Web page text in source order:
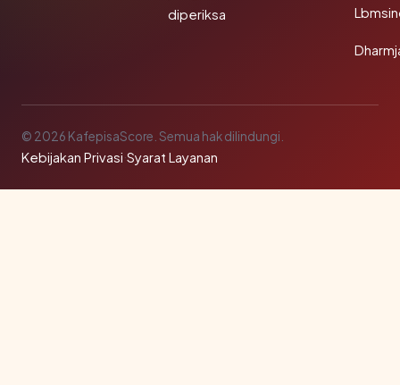
diperiksa
© 2026 KafepisaScore. Semua hak dilindungi.
Kebijakan Privasi·Syarat Layanan